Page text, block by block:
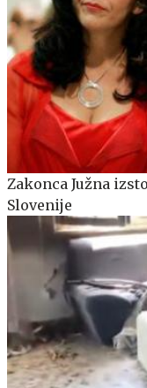
Zakonca Južna
Slovenije